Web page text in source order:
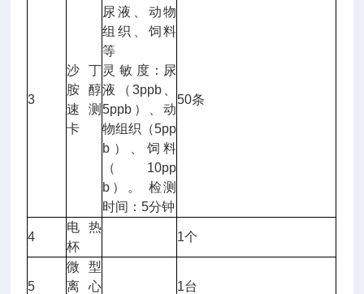
3
沙丁
胺醇
速测
卡
尿液、动物
组织、饲料
等
50条
灵 敏 度：尿
液（3ppb、
5ppb）、动
物组织（5pp
b）、饲料
（10pp
b）。 检测
时间：5分钟
4
电热
杯
1个
5
微型
离心
1台